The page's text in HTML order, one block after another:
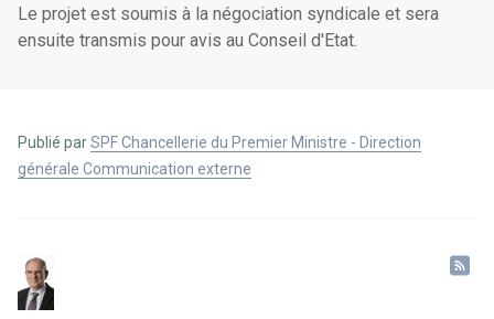
Le projet est soumis à la négociation syndicale et sera
ensuite transmis pour avis au Conseil d'Etat.
Publié parSPF Chancellerie du Premier Ministre - Direction
générale Communication externe